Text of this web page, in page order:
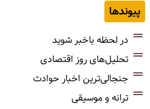
پیوندها
در لحظه باخبر شوید
تحلیل‌های روز اقتصادی
جنجالی‌ترین اخبار حوادث
ترانه و موسیقی